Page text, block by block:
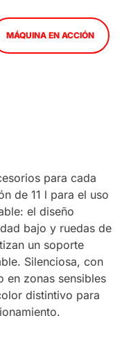
MÁQUINA EN ACCIÓN
para cada
de 11 l para el uso
el diseño
bajo y ruedas de
un soporte
Silenciosa, con
en zonas sensibles
distintivo para